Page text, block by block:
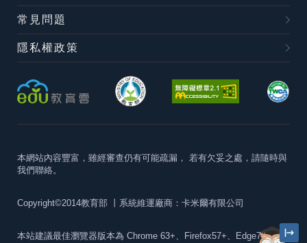
常見問題
隱私權政策
本網站內容豐富，雖經審查仍有可能疏漏， 若有欠妥之處，請隨時與
我們聯絡。
Copyright©2014教育部 丨系統維運廠商：卡米爾有限公司
本站建議最佳瀏覽器版本為 Chrome 63+、Firefox57+、Edge79+及